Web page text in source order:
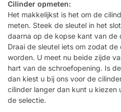
Cilinder opmeten:
Het makkelijkst is het om de
meten. Steek de sleutel in het
daarna op de kopse kant van de
Draai de sleutel iets om zodat
worden. U meet nu beide zijde
hart van de schroefopening. Is
dan kiest u bij ons voor de
cilinder langer dan kunt u kiezen
de selectie.